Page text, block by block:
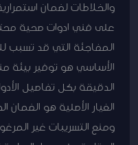
والخلاطات لضمان
على فني ادوات صحية
المفاجئة التي قد تسبب
الأساسي هو توفير بيئة
الدقيقة بكل تفاصيل
الغيار الأصلية هو
ومنع التسريبات غير